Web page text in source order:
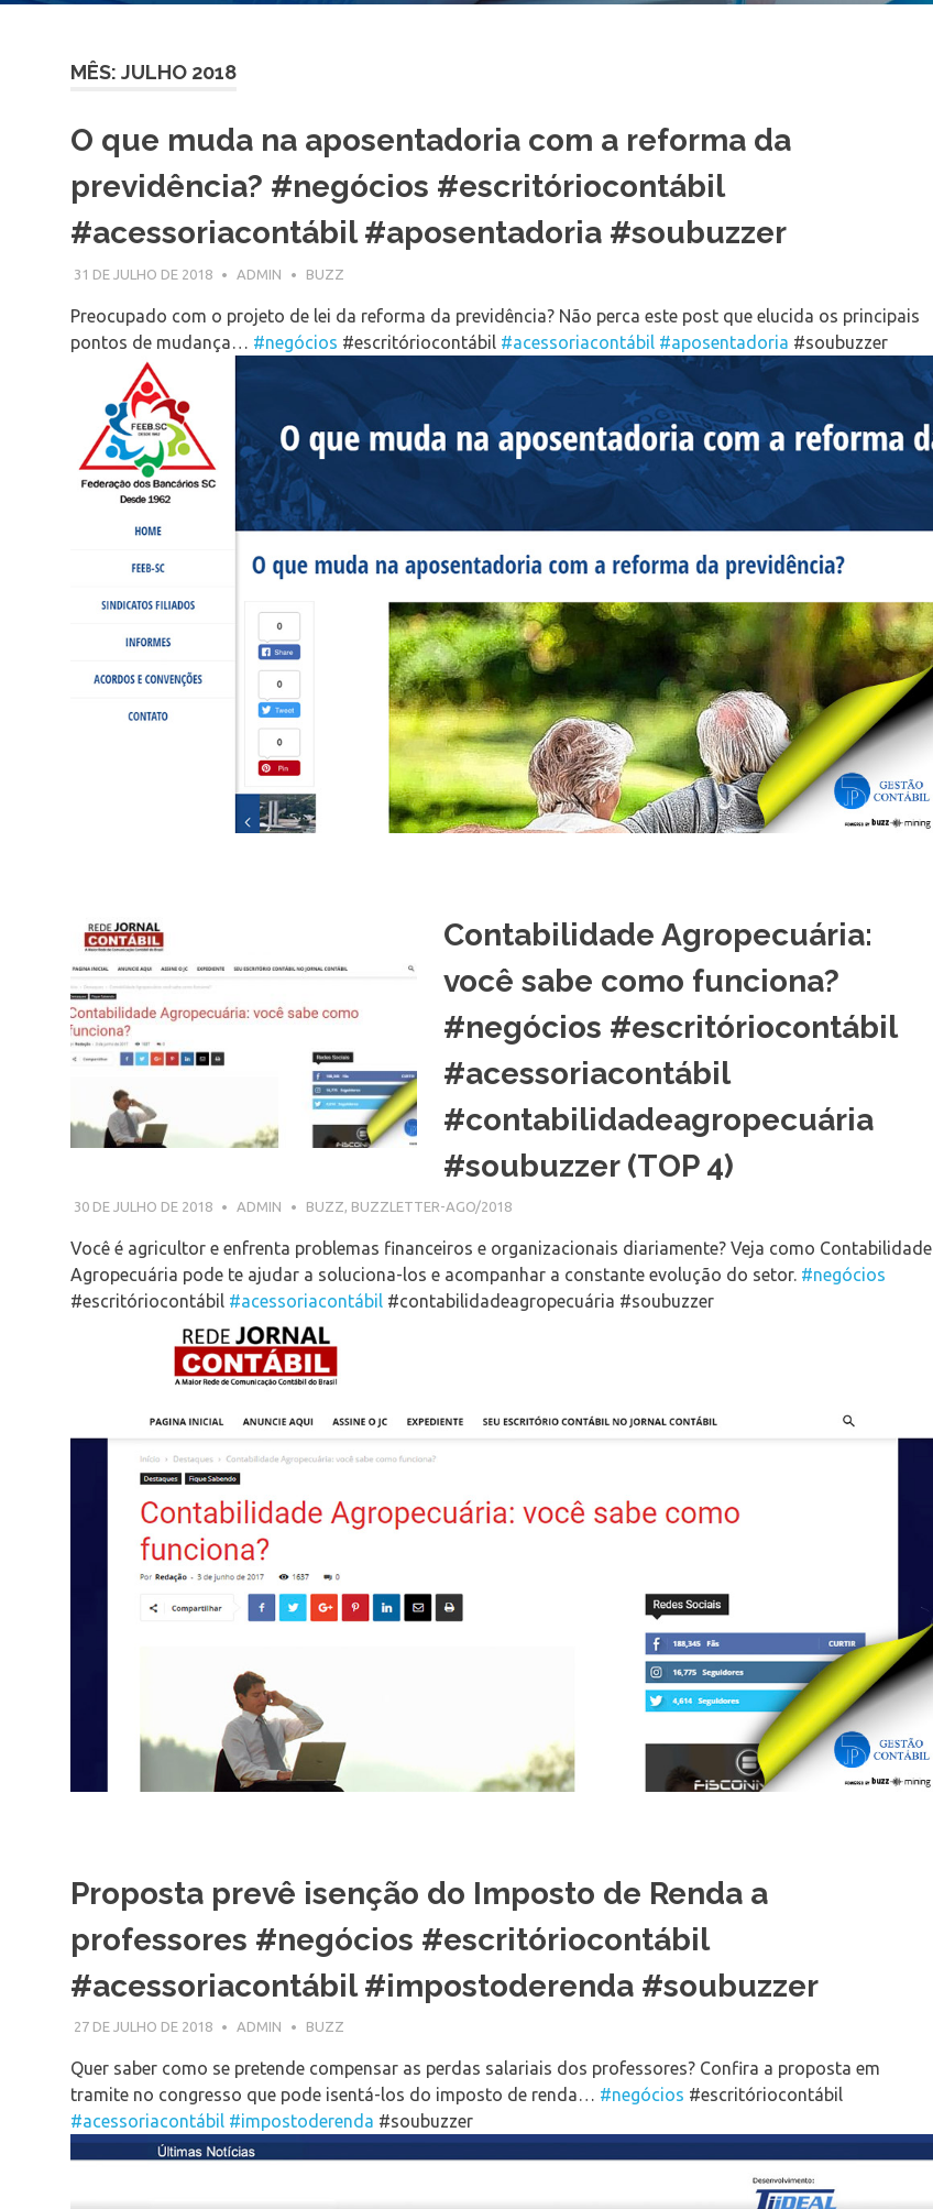
MÊS: JULHO 2018
O que muda na aposentadoria com a reforma da
previdência? #negócios #escritóriocontábil
#acessoriacontábil #aposentadoria #soubuzzer
31 DE JULHO DE 2018 ADMIN BUZZ
Preocupado com o projeto de lei da reforma da previdência? Não perca este post que elucida os principais
pontos de mudança… #negócios #escritóriocontábil #acessoriacontábil #aposentadoria #soubuzzer
Contabilidade Agropecuária:
você sabe como funciona?
#negócios #escritóriocontábil
#acessoriacontábil
#contabilidadeagropecuária
#soubuzzer (TOP 4)
30 DE JULHO DE 2018 ADMIN BUZZ, BUZZLETTER-AGO/2018
Você é agricultor e enfrenta problemas financeiros e organizacionais diariamente? Veja como Contabilidade
Agropecuária pode te ajudar a soluciona-los e acompanhar a constante evolução do setor. #negócios
#escritóriocontábil #acessoriacontábil #contabilidadeagropecuária #soubuzzer
Proposta prevê isenção do Imposto de Renda a
professores #negócios #escritóriocontábil
#acessoriacontábil #impostoderenda #soubuzzer
27 DE JULHO DE 2018 ADMIN BUZZ
Quer saber como se pretende compensar as perdas salariais dos professores? Confira a proposta em
tramite no congresso que pode isentá-los do imposto de renda… #negócios #escritóriocontábil
#acessoriacontábil #impostoderenda #soubuzzer